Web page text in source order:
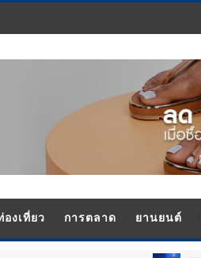
องเที่ยว การตลาด ยานยนต์